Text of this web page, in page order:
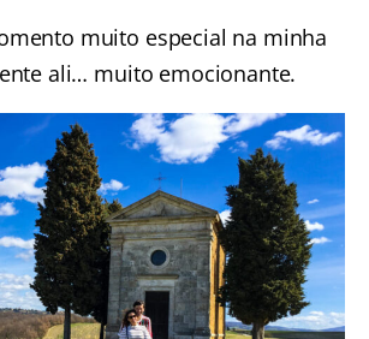
muito especial na minha
ali… muito emocionante.